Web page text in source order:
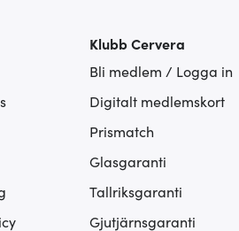
Klubb Cervera
Bli medlem / Logga in
Digitalt medlemskort
Prismatch
Glasgaranti
Tallriksgaranti
Gjutjärnsgaranti